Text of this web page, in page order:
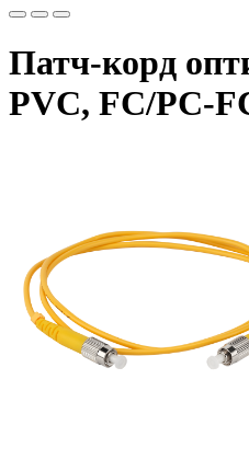
Патч-корд
PVC, FC/PC-